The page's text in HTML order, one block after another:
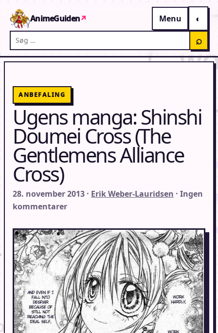
AnimeGuiden↗
Menu
Søg på AnimeGuiden
⌕
ANBEFALING
Ugens manga: Shinshi
Doumei Cross (The
Gentlemens Alliance
Cross)
28. november 2013 · Erik Weber-Lauridsen · Ingen
kommentarer